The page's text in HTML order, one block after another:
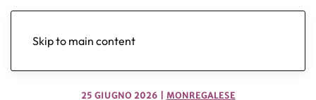
Skip to main content
25 GIUGNO 2026 MONREGALESE